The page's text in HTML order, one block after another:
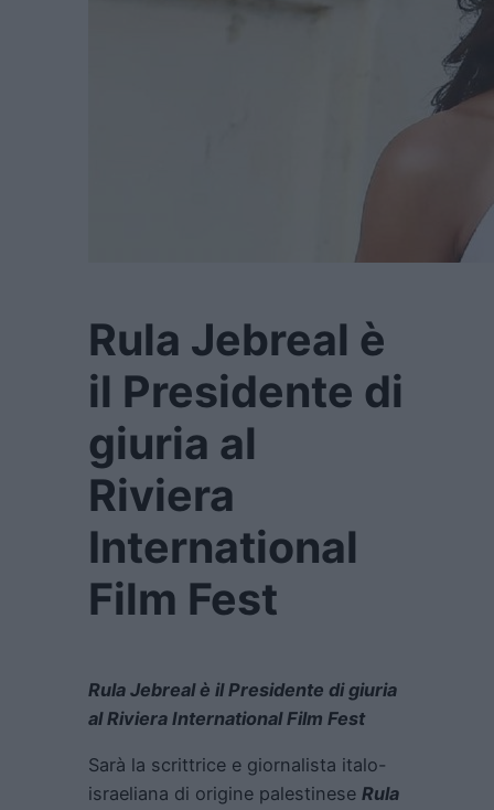
Rula Jebreal è
il Presidente di
giuria al
Riviera
International
Film Fest
Rula Jebreal è il Presidente di giuria
al Riviera International Film Fest
Sarà la scrittrice e giornalista italo-
israeliana di origine palestinese Rula